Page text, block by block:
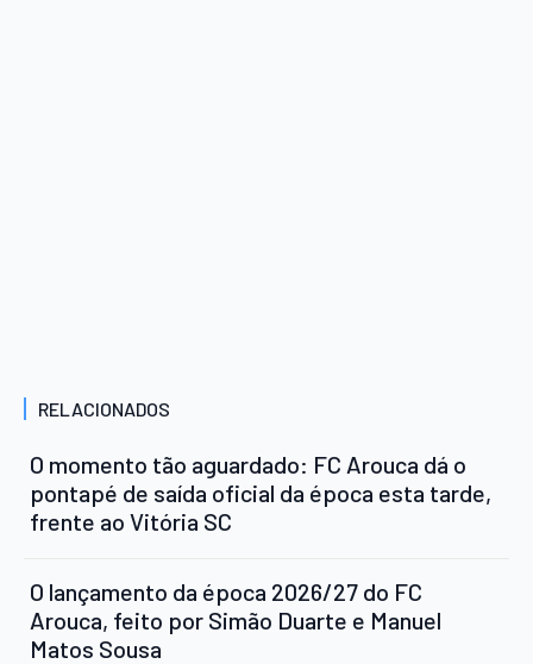
RELACIONADOS
O momento tão aguardado: FC Arouca dá o
pontapé de saída oficial da época esta tarde,
frente ao Vitória SC
O lançamento da época 2026/27 do FC
Arouca, feito por Simão Duarte e Manuel
Matos Sousa